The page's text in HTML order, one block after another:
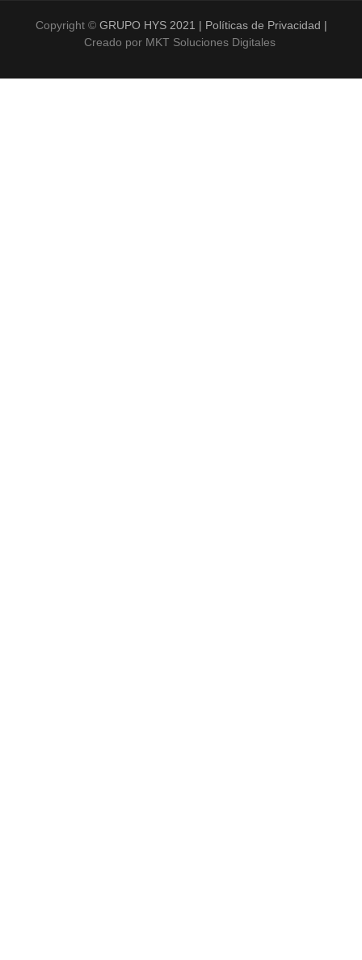
Copyright © GRUPO HYS 2021 | Políticas de Privacidad |
Creado por MKT Soluciones Digitales